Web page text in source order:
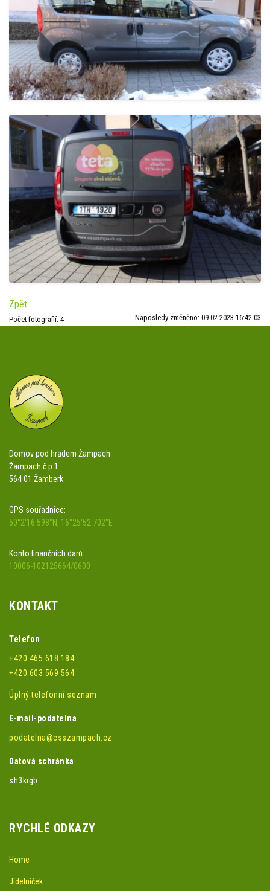
Zpět
Počet fotografií: 4 Naposledy změněno: 09.02.2023 16:42:03
Domov pod hradem Žampach
Žampach č.p.1
564 01 Žamberk
GPS souřadnice:
50°2'16.598"N, 16°25'52.702"E
Konto finančních darů:
10006-102125664/0600
KONTAKT
Telefon
+420 465 618 184
+420 603 569 564
Úplný telefonní seznam
E-mail-podatelna
podatelna@csszampach.cz
Datová schránka
sh3kigb
RYCHLÉ ODKAZY
Home
Jídelníček